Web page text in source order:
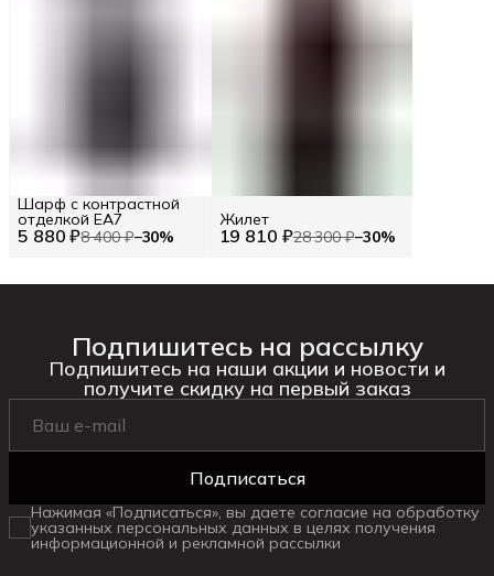
5 880 ₽8 400 ₽−30%
Шарф с контрастной
отделкой EA7
19 810 ₽28 300 ₽−30%
Жилет
Подпишитесь на рассылку
Подпишитесь на наши акции и новости и
получите скидку на первый заказ
Подписаться
Нажимая «Подписаться», вы даете согласие на обработку
указанных персональных данных в целях получения
информационной и рекламной рассылки